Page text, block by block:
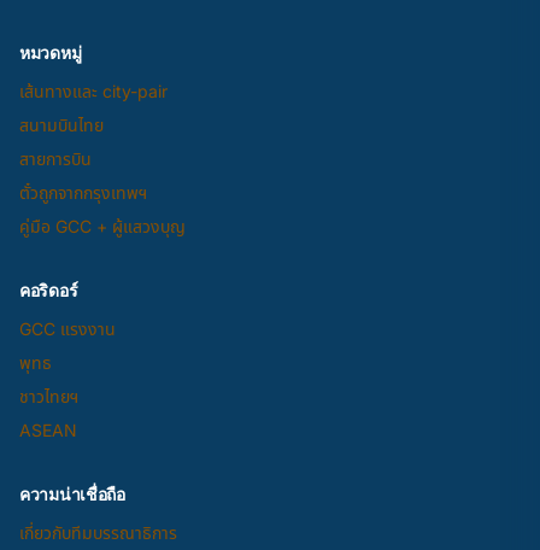
หมวดหมู่
เส้นทางและ city-pair
สนามบินไทย
สายการบิน
ตั๋วถูกจากกรุงเทพฯ
คู่มือ GCC + ผู้แสวงบุญ
คอริดอร์
GCC แรงงาน
พุทธ
ชาวไทยฯ
ASEAN
ความน่าเชื่อถือ
เกี่ยวกับทีมบรรณาธิการ